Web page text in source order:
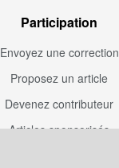
Participation
Envoyez une correction
Proposez un article
Devenez contributeur
Articles sponsorisés